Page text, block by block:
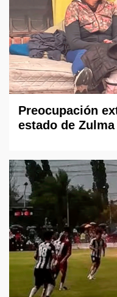
Preocupación
estado de